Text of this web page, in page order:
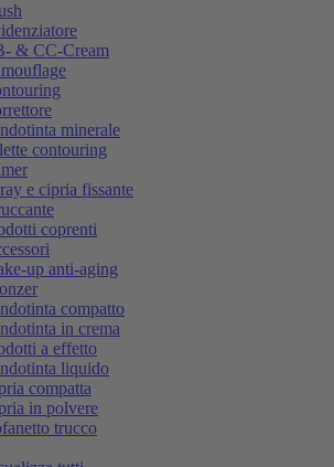
& CC-Cream
minerale
contouring
e cipria fissante
coprenti
up anti-aging
compatto
in crema
a effetto
liquido
compatta
in polvere
trucco